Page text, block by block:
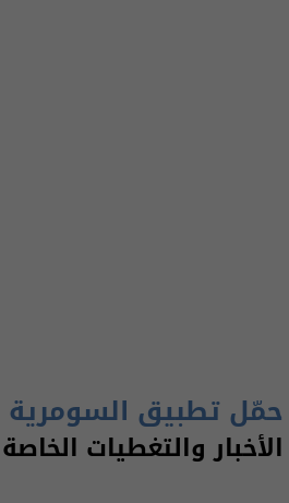
حمّل تطبيق السومرية
الأخبار والتغطيات الخاصة